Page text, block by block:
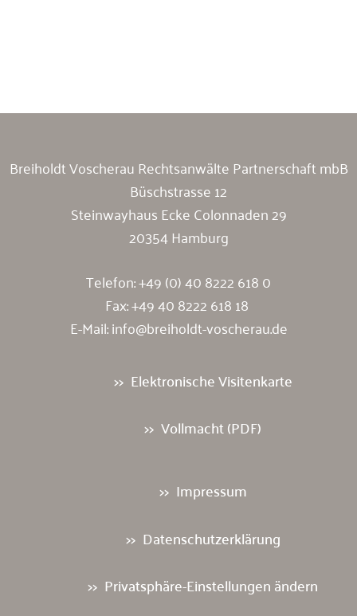
Breiholdt Voscherau Rechtsanwälte Partnerschaft mbB
Büschstrasse 12
Steinwayhaus Ecke Colonnaden 29
20354 Hamburg
Telefon:+49 (0) 40 8222 618 0
Fax: +49 40 8222 618 18
E-Mail:info@breiholdt-voscherau.de
Elektronische Visitenkarte
Vollmacht (PDF)
Impressum
Datenschutzerklärung
Privatsphäre-Einstellungen ändern